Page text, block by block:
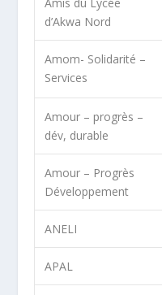
d’Akwa Nord
Amom- Solidarité –
Services
Amour – progrès –
dév, durable
Amour – Progrès
Développement
ANELI
APAL